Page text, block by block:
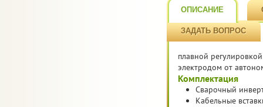
ОПИСАНИЕ
ЗАДАТЬ ВОПРОС
плавной
электродом от
Комплектация
Сварочный
Кабельные